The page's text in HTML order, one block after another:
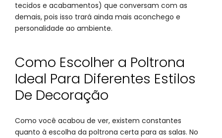
tecidos e acabamentos) que conversam com as
demais, pois isso trará ainda mais aconchego e
personalidade ao ambiente.
Como Escolher a Poltrona
Ideal Para Diferentes Estilos
De Decoração
Como você acabou de ver, existem constantes
quanto à escolha da poltrona certa para as salas. No